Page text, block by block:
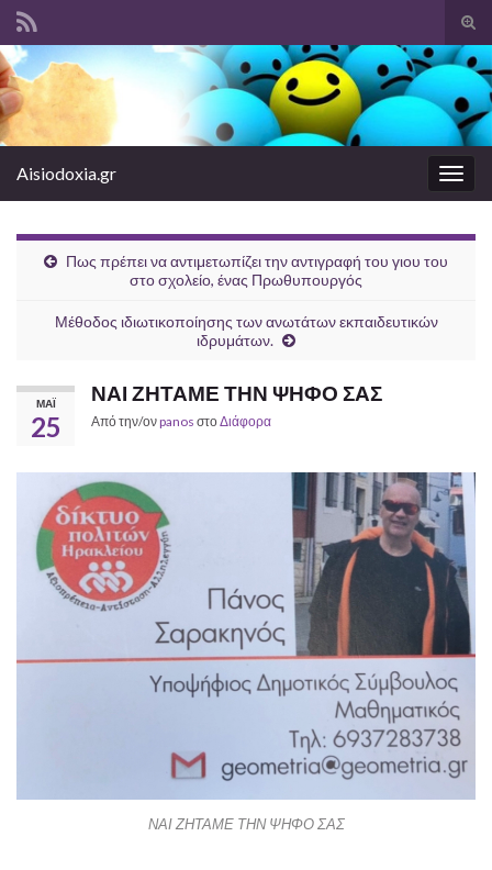
Search for:
Aisiodoxia.gr
Πως πρέπει να αντιμετωπίζει την αντιγραφή του γιου του
στο σχολείο, ένας Πρωθυπουργός
Μέθοδος ιδιωτικοποίησης των ανωτάτων εκπαιδευτικών
ιδρυμάτων.
ΜΆΙ
25
ΝΑΙ ΖΗΤΑΜΕ ΤΗΝ ΨΗΦΟ ΣΑΣ
Από την/ονpanos στοΔιάφορα
ΝΑΙ ΖΗΤΑΜΕ ΤΗΝ ΨΗΦΟ ΣΑΣ